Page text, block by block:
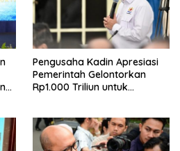
Pengusaha Kadin Apresiasi
Pemerintah Gelontorkan
Rp1.000 Triliun untuk